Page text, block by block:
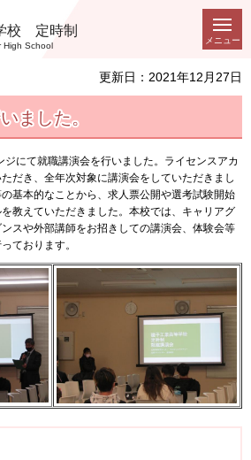
校 定時制
High School
メニュー
更新日：2021年12月27日
ました。
にて就職講演会を行いました。ライセンスアカ
だき、全年次対象に講演会をしていただきまし
基本的なことから、求人票公開や選考試験開始
教えていただきました。本校では、キャリアグ
スや外部講師をお招きしての講演会、体験会等
ております。